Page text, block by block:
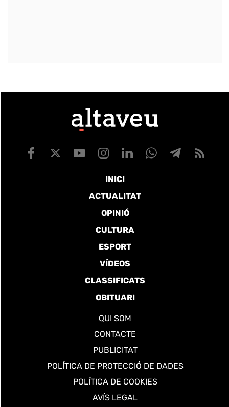
INICI
ACTUALITAT
OPINIÓ
CULTURA
ESPORT
VÍDEOS
CLASSIFICATS
OBITUARI
QUI SOM
CONTACTE
PUBLICITAT
POLÍTICA DE PROTECCIÓ DE DADES
POLÍTICA DE COOKIES
AVÍS LEGAL